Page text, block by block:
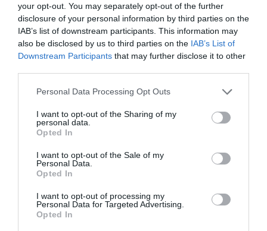
your opt-out. You may separately opt-out of the further
disclosure of your personal information by third parties on the
IAB’s list of downstream participants. This information may
also be disclosed by us to third parties on the IAB’s List of
Downstream Participants that may further disclose it to other
Please note that this website/app uses one or more Google
not limited to your visit or usage behaviour. You may click to
grant or deny consent to Google and its third-party tags to
use your data for below specified purposes in below Google
consent section.
Personal Data Processing Opt Outs
I want to opt-out of the Sharing of my
personal data.
Opted In
I want to opt-out of the Sale of my
Personal Data.
Opted In
I want to opt-out of processing my
Personal Data for Targeted Advertising.
Opted In
Bonaccini e il mito delle barricate di Parma: quando
l’antifascismo copia il fascismo